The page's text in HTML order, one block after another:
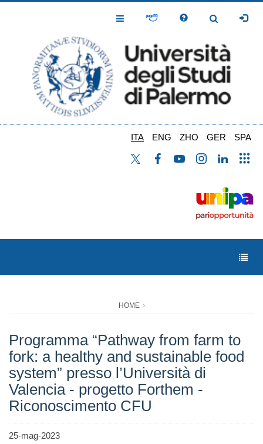
Toggle
Toggle
ITA ENG ZHO GER SPA
HOME
Programma “Pathway from farm to
fork: a healthy and sustainable food
system” presso l’Università di
Valencia - progetto Forthem -
Riconoscimento CFU
25-mag-2023